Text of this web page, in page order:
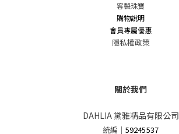
客製珠寶
購物說明
會員專屬優惠
隱私權政策
關於我們
DAHLIA 黛雅精品有限公司
統編 ｜59245537